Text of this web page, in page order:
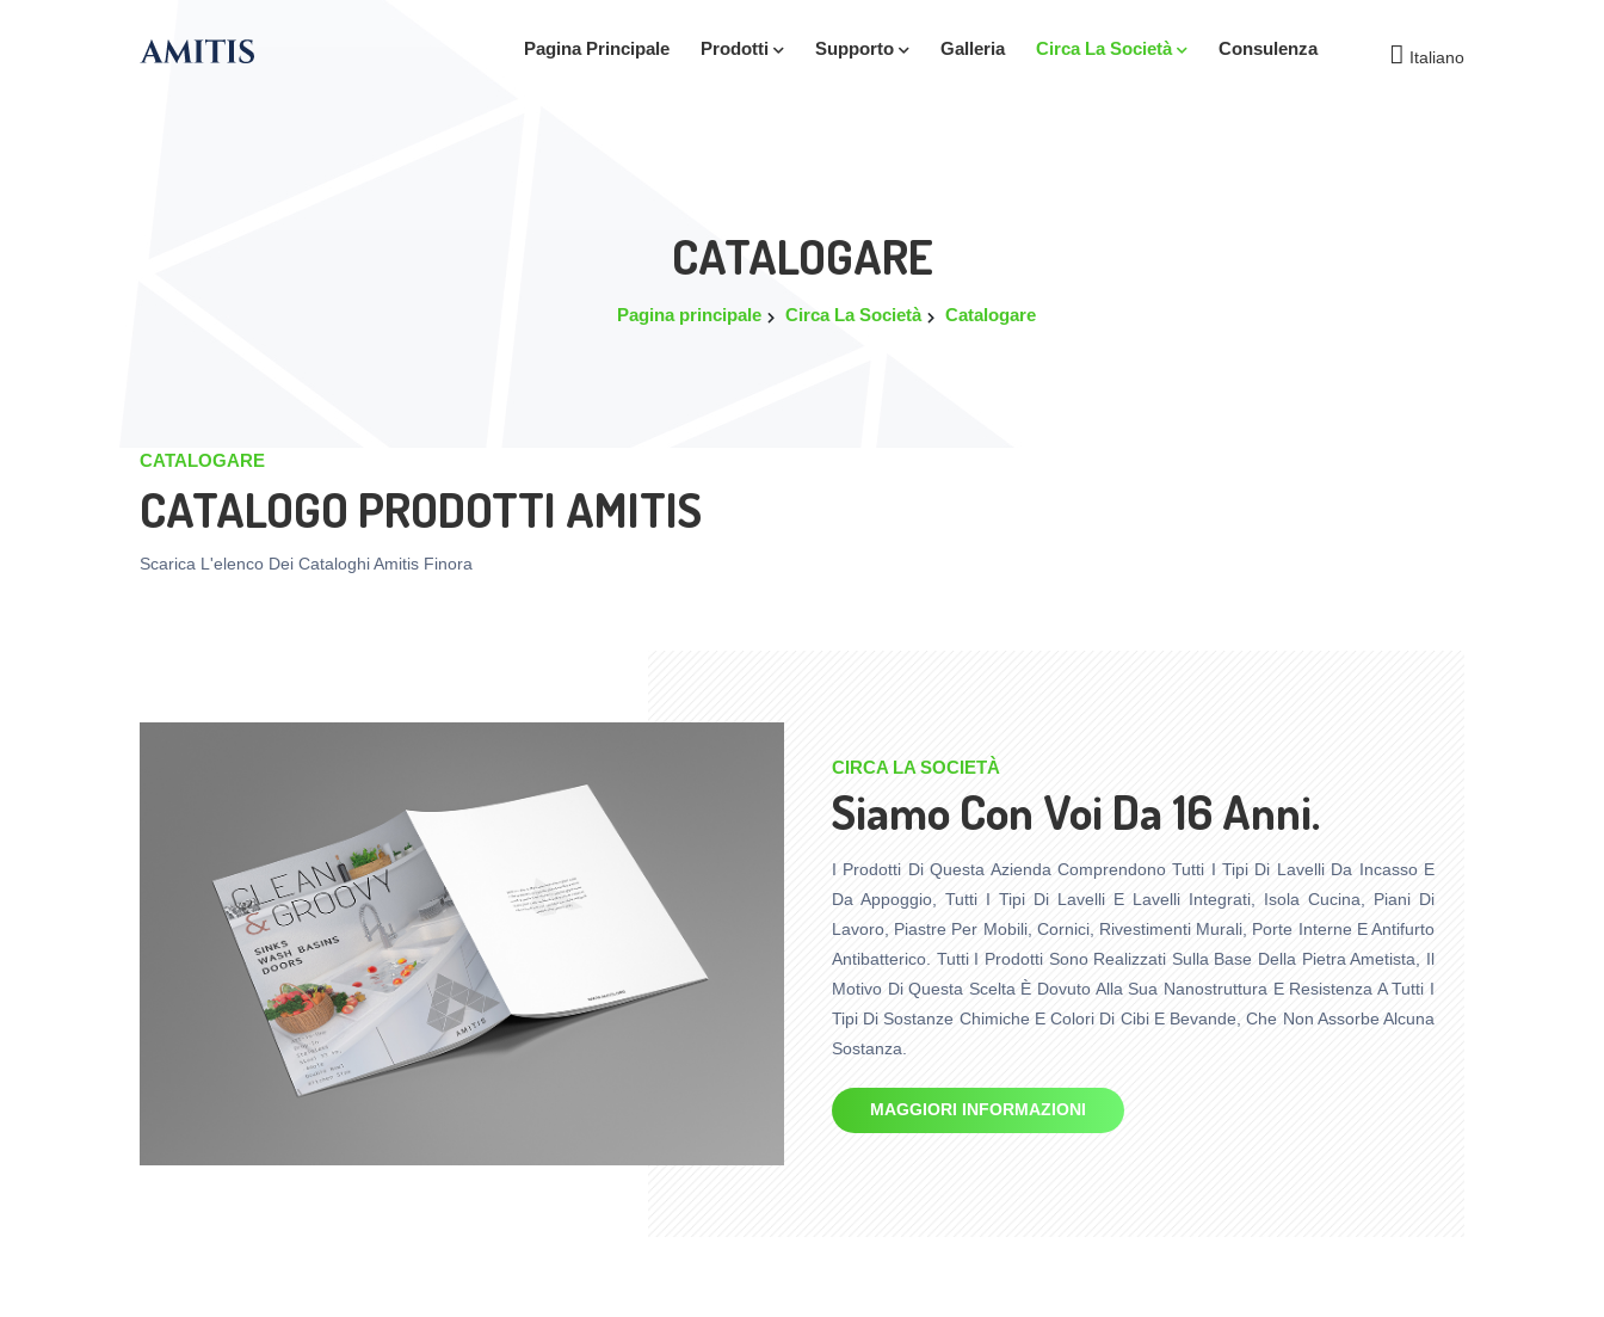
Pagina Principale Prodotti Supporto Galleria Circa La Società Consulenza Italiano
CATALOGARE
Pagina principale Circa La Società Catalogare
CATALOGARE
CATALOGO PRODOTTI AMITIS
Scarica L'elenco Dei Cataloghi Amitis Finora
CIRCA LA SOCIETÀ
Siamo Con Voi Da 16 Anni.
I Prodotti Di Questa Azienda Comprendono Tutti I Tipi Di Lavelli Da Incasso E
Da Appoggio, Tutti I Tipi Di Lavelli E Lavelli Integrati, Isola Cucina, Piani Di
Lavoro, Piastre Per Mobili, Cornici, Rivestimenti Murali, Porte Interne E Antifurto
Antibatterico. Tutti I Prodotti Sono Realizzati Sulla Base Della Pietra Ametista, Il
Motivo Di Questa Scelta È Dovuto Alla Sua Nanostruttura E Resistenza A Tutti I
Tipi Di Sostanze Chimiche E Colori Di Cibi E Bevande, Che Non Assorbe Alcuna
Sostanza.
MAGGIORI INFORMAZIONI